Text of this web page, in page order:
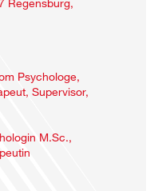
Regensburg,
Psychologe,
Supervisor,
M.Sc.,